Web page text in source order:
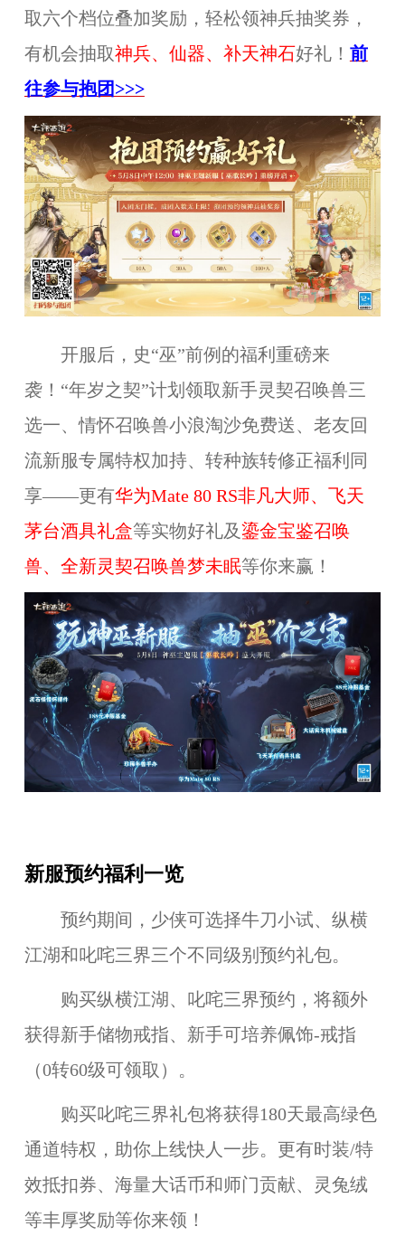
取六个档位叠加奖励，轻松领神兵抽奖券，
有机会抽取神兵、仙器、补天神石好礼！ 前
往参与抱团>>>
开服后，史“巫”前例的福利重磅来
袭！“年岁之契”计划领取新手灵契召唤兽三
选一、情怀召唤兽小浪淘沙免费送、老友回
流新服专属特权加持、转种族转修正福利同
享——更有华为Mate 80 RS非凡大师、飞天
茅台酒具礼盒等实物好礼及鎏金宝鉴召唤
兽、全新灵契召唤兽梦未眠等你来赢！
新服预约福利一览
预约期间，少侠可选择牛刀小试、纵横
江湖和叱咤三界三个不同级别预约礼包。
购买纵横江湖、叱咤三界预约，将额外
获得新手储物戒指、新手可培养佩饰-戒指
（0转60级可领取）。
购买叱咤三界礼包将获得180天最高绿色
通道特权，助你上线快人一步。更有时装/特
效抵扣券、海量大话币和师门贡献、灵兔绒
等丰厚奖励等你来领！